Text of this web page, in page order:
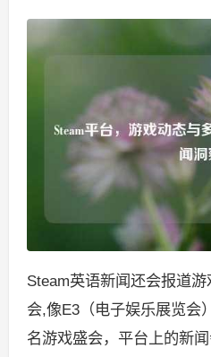
Steam英语新闻还会报道
会,像E3（电子娱乐展览会
名游戏盛会，平台上的新